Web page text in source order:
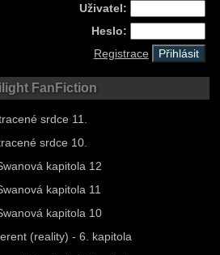
Uživatel:
Heslo:
Registrace
FanFiction
srdce 11.
srdce 10.
kapitola 12
kapitola 11
kapitola 10
(reality) - 6. kapitola